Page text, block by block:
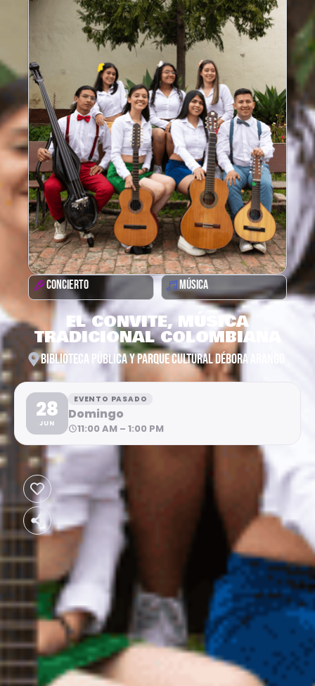
CONCIERTO MÚSICA
EL CONVITE, MÚSICA
TRADICIONAL COLOMBIANA
BIBLIOTECA PÚBLICA Y PARQUE CULTURAL DÉBORA ARANGO
28
JUN
EVENTO PASADO
Domingo
11:00 AM – 1:00 PM